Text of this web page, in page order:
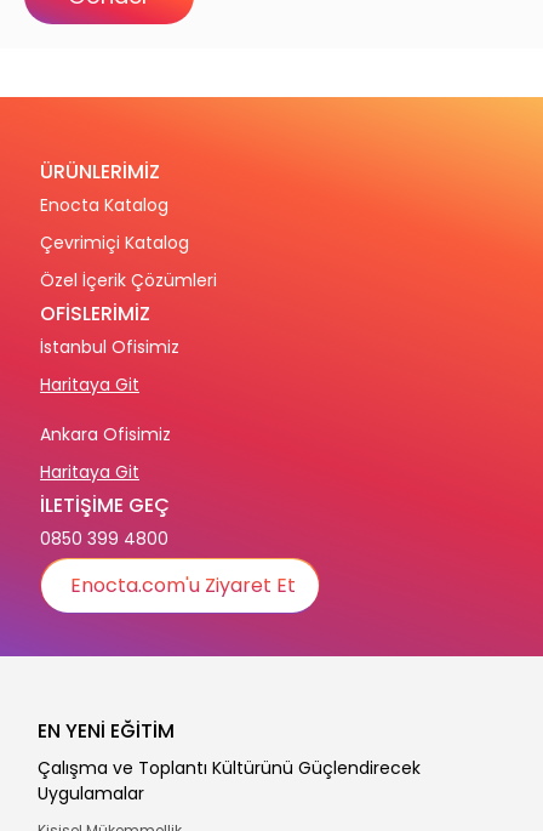
ÜRÜNLERİMİZ
Enocta Katalog
Çevrimiçi Katalog
Özel İçerik Çözümleri
OFİSLERİMİZ
İstanbul Ofisimiz
Haritaya Git
Ankara Ofisimiz
Haritaya Git
İLETİŞİME GEÇ
0850 399 4800
Enocta.com'u Ziyaret Et
EN YENİ EĞİTİM
Çalışma ve Toplantı Kültürünü Güçlendirecek
Uygulamalar